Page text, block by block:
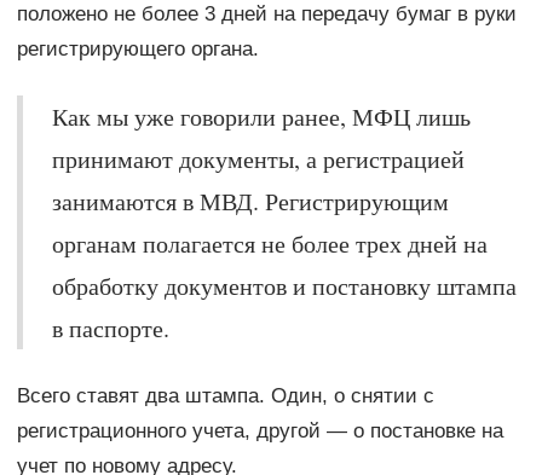
положено не более 3 дней на передачу бумаг в руки
регистрирующего органа.
Как мы уже говорили ранее, МФЦ лишь
принимают документы, а регистрацией
занимаются в МВД. Регистрирующим
органам полагается не более трех дней на
обработку документов и постановку штампа
в паспорте.
Всего ставят два штампа. Один, о снятии с
регистрационного учета, другой — о постановке на
учет по новому адресу.